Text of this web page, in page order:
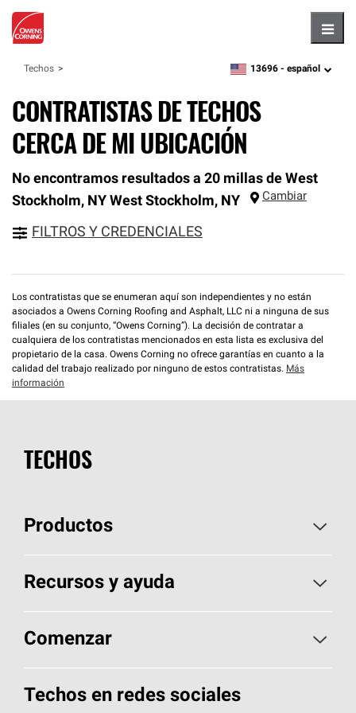
Techos zipcode,language
13696 - español
CONTRATISTAS DE TECHOS
CERCA DE MI UBICACIÓN
No encontramos resultados a 20 millas de West
Stockholm, NY West Stockholm, NY Cambiar
FILTROS Y CREDENCIALES
Los contratistas que se enumeran aquí son independientes y no están
asociados a Owens Corning Roofing and Asphalt, LLC ni a ninguna de sus
filiales (en su conjunto, “Owens Corning”). La decisión de contratar a
cualquiera de los contratistas mencionados en esta lista es exclusiva del
propietario de la casa. Owens Corning no ofrece garantías en cuanto a la
calidad del trabajo realizado por ninguno de estos contratistas. Más
información
TECHOS
Productos
Elija sus tejas
Encuentre un contratista
Componentes para techos
Recursos y ayuda
Aspectos básicos sobre techos
Herramientas de diseño y color
Comenzar
Llame al 1-800-GET-PINK®
Techos en redes sociales